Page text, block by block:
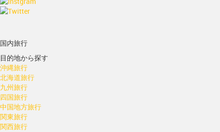
国内旅行
目的地から探す
沖縄旅行
北海道旅行
九州旅行
四国旅行
中国地方旅行
関東旅行
関西旅行